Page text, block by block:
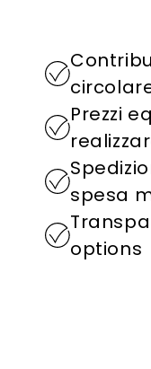
Prezzi
spesa
options